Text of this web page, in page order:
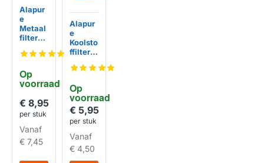
Op
voorraad
Alapur
e
Metaal
filter
kt voor
ool
480122
306x2
67x9m
€ 8,95
per stuk
Vanaf
€ 7,45
HUISMERK
Op
voorraad
Alapur
e
Koolsto
ffilter
kt voor
ool
48400
00086
36 /
CHFE2
33/2
€ 5,95
per stuk
Vanaf
€ 4,50